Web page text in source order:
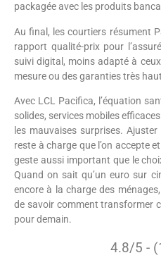
packagée avec les produits
Au final, les courtiers résument
rapport qualité-prix pour
suivi digital, moins adapté à
mesure ou des garanties très
Avec LCL Pacifica, l’équation
solides, services mobiles
les mauvaises surprises.
reste à charge que l’on accepte
geste aussi important que le
Quand on sait qu’un euro sur
encore à la charge des
de savoir comment transformer
pour demain.
4.8/5 -